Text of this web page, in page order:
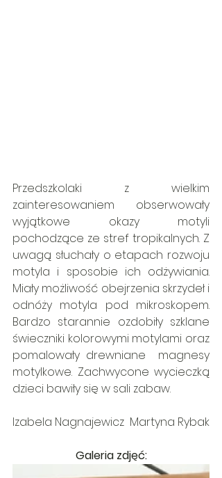
Przedszkolaki z wielkim
zainteresowaniem obserwowały
wyjątkowe okazy motyli
pochodzące ze stref tropikalnych. Z
uwagą słuchały o etapach rozwoju
motyla i sposobie ich odżywiania.
Miały możliwość obejrzenia skrzydeł i
odnóży motyla pod mikroskopem.
Bardzo starannie ozdobiły szklane
świeczniki kolorowymi motylami oraz
pomalowały drewniane  magnesy
motylkowe. Zachwycone wycieczką
dzieci bawiły się w sali zabaw.
Izabela Nagnajewicz  Martyna Rybak
Galeria zdjęć: